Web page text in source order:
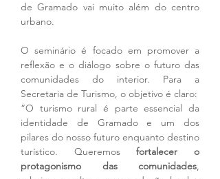
de Gramado vai muito além do centro
urbano.
O seminário é focado em promover a
reflexão e o diálogo sobre o futuro das
comunidades do interior. Para a
Secretaria de Turismo, o objetivo é claro:
“O turismo rural é parte essencial da
identidade de Gramado e um dos
pilares do nosso futuro enquanto destino
turístico. Queremos fortalecer o
protagonismo das comunidades,